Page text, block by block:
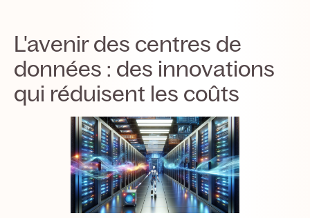
L'avenir des centres de
données : des innovations
qui réduisent les coûts